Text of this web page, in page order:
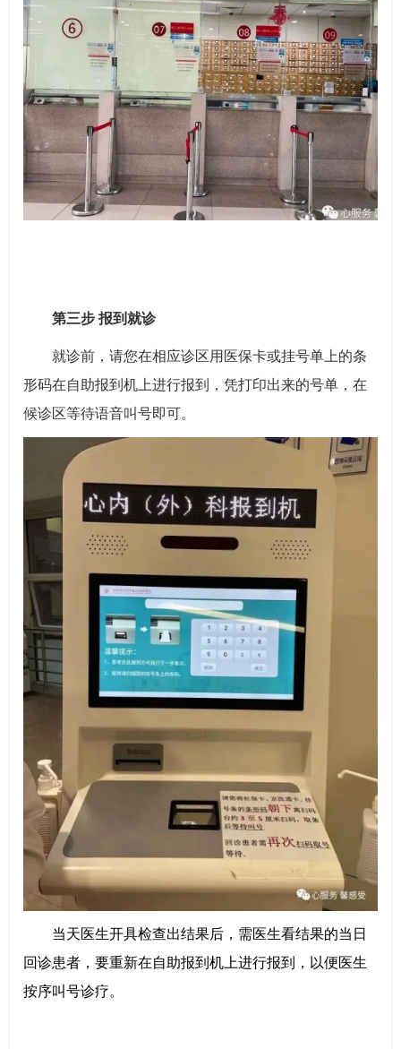
第三步 报到就诊
就诊前，请您在相应诊区用医保卡或挂号单上的条
形码在自助报到机上进行报到，凭打印出来的号单，在
候诊区等待语音叫号即可。
当天医生开具检查出结果后，需医生看结果的当日
回诊患者，要重新在自助报到机上进行报到，以便医生
按序叫号诊疗。